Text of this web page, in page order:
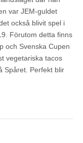
var JEM-guldet
också blivit spel i
Förutom detta finns
och Svenska Cupen
vegetariska tacos
Spåret. Perfekt blir